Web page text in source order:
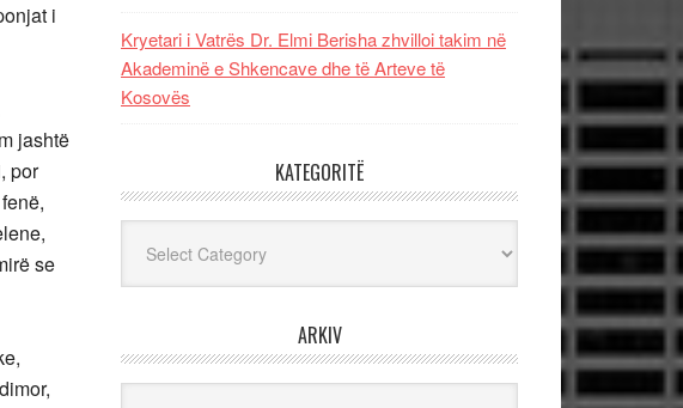
i
jashtë
por
se
Kryetari i Vatrës Dr. Elmi Berisha zhvilloi takim në
Akademinë e Shkencave dhe të Arteve të
Kosovës
KATEGORITË
ARKIV